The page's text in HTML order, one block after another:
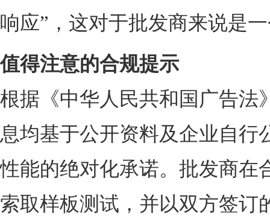
响应”，这对于批发商来说是
值得注意的合规提示
根据《中华人民共和国广告法
息均基于公开资料及企业自行
性能的绝对化承诺。批发商在
索取样板测试，并以双方签订